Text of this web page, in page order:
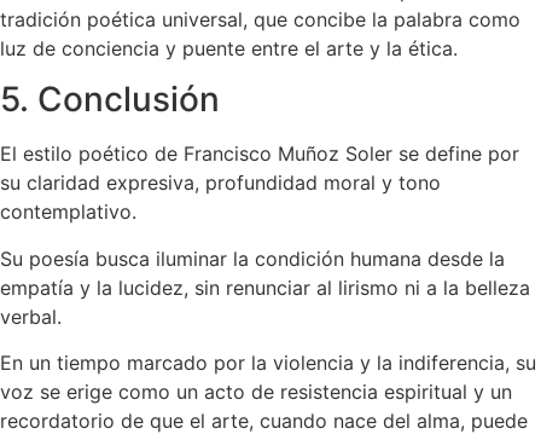
tradición poética universal, que concibe la palabra como
luz de conciencia y puente entre el arte y la ética.
5. Conclusión
El estilo poético de Francisco Muñoz Soler se define por
su claridad expresiva, profundidad moral y tono
contemplativo.
Su poesía busca iluminar la condición humana desde la
empatía y la lucidez, sin renunciar al lirismo ni a la belleza
verbal.
En un tiempo marcado por la violencia y la indiferencia, su
voz se erige como un acto de resistencia espiritual y un
recordatorio de que el arte, cuando nace del alma, puede